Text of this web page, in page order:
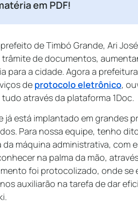
em PDF!
de Timbó Grande, Ari
trâmite de documentos,
para a cidade. Agora a
de protocolo eletrônico,
através da plataforma 1Doc.
já está implantado em grandes
Para nossa equipe, tenho
da máquina administrativa, com
na palma da mão,
foi protocolizado, onde se
auxiliarão na tarefa de dar